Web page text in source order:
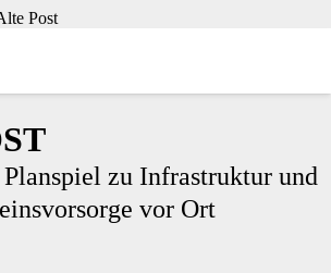
Post
zu Infrastruktur und
vor Ort